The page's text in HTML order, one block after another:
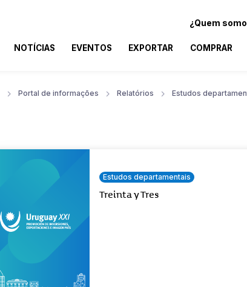
¿Quem
NOTÍCIAS EVENTOS EXPORTAR COMPRAR
Portal de informações Relatórios Estudos
Estudos departamentais
Treinta y Tres